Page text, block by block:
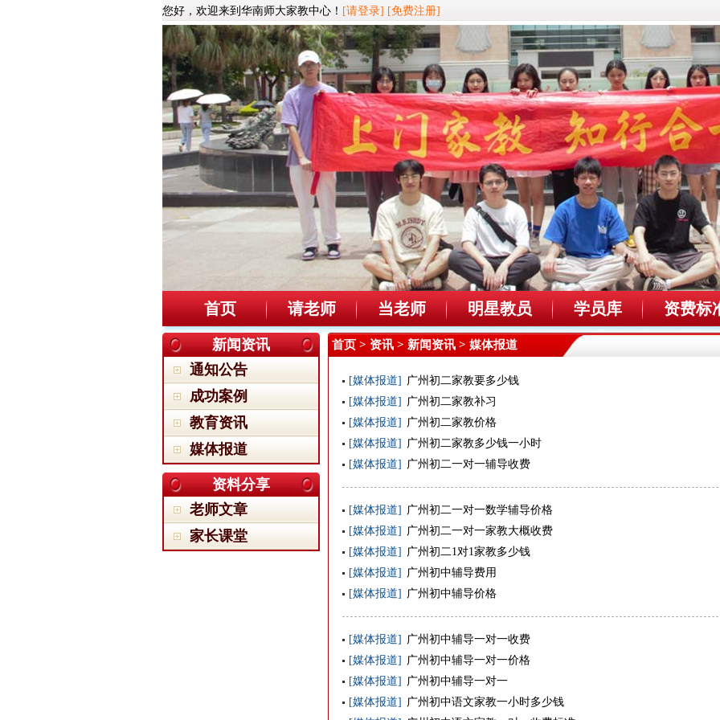
您好，欢迎来到华南师大家教中心！ [请登录] [免费注册]
首页 请老师 当老师 明星教员 学员库 资费标
新闻资讯
通知公告
成功案例
教育资讯
媒体报道
资料分享
老师文章
家长课堂
首页 > 资讯 > 新闻资讯 > 媒体报道
[媒体报道] 广州初二家教要多少钱
[媒体报道] 广州初二家教补习
[媒体报道] 广州初二家教价格
[媒体报道] 广州初二家教多少钱一小时
[媒体报道] 广州初二一对一辅导收费
[媒体报道] 广州初二一对一数学辅导价格
[媒体报道] 广州初二一对一家教大概收费
[媒体报道] 广州初二1对1家教多少钱
[媒体报道] 广州初中辅导费用
[媒体报道] 广州初中辅导价格
[媒体报道] 广州初中辅导一对一收费
[媒体报道] 广州初中辅导一对一价格
[媒体报道] 广州初中辅导一对一
[媒体报道] 广州初中语文家教一小时多少钱